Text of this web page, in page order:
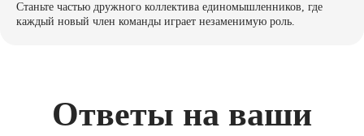
Станьте частью дружного коллектива единомышленников, где
каждый новый член команды играет незаменимую роль.
Ответы на ваши